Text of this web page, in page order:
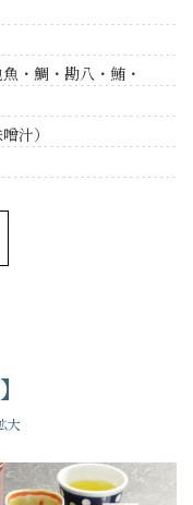
・鯛・勘八・鮪・
汁）
大